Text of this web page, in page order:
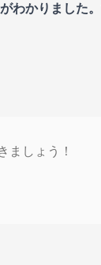
わかりました
ましょう！